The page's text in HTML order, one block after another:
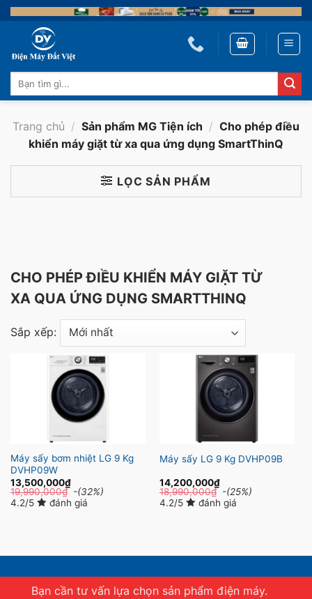
Skip
to
content
Tìm
kiếm:
Trang chủ / Sản phẩm MG Tiện ích / Cho phép điều
khiển máy giặt từ xa qua ứng dụng SmartThinQ
LỌC SẢN PHẨM
CHO PHÉP ĐIỀU KHIỂN MÁY GIẶT TỪ
XA QUA ỨNG DỤNG SMARTTHINQ
Sắp xếp:
Máy sấy bơm nhiệt LG 9 Kg
DVHP09W
13,500,000₫
19,990,000₫ -(32%)
4.2/5
đánh giá
Máy sấy LG 9 Kg DVHP09B
14,200,000₫
18,990,000₫ -(25%)
4.2/5
đánh giá
Bạn cần tư vấn lựa chọn sản phẩm điện máy.